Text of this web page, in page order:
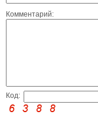
Комментарий:
Код: